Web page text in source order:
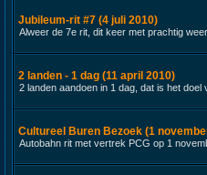
Jubileum-rit #7 (4 juli 2010)
Alweer de 7e rit, dit keer met prachtig
2 landen - 1 dag (11 april 2010)
2 landen aandoen in 1 dag, dat is het doel
Cultureel Buren Bezoek (1
Autobahn rit met vertrek PCG op 1